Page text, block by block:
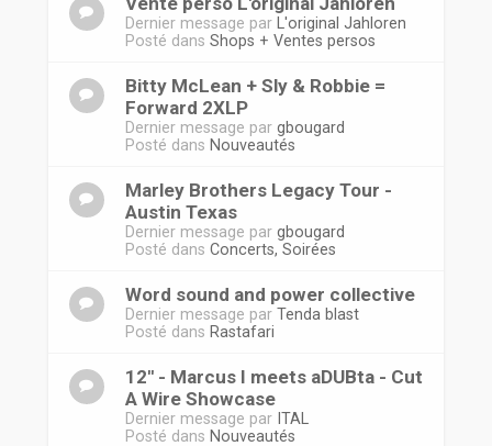
Dernier message par
L'original Jahloren
Posté dans Shops + Ventes persos
Bitty McLean + Sly & Robbie =
Forward 2XLP
Dernier message par gbougard
Posté dans Nouveautés
Marley Brothers Legacy Tour -
Austin Texas
Dernier message par gbougard
Posté dans Concerts, Soirées
Word sound and power collective
Dernier message par Tenda blast
Posté dans Rastafari
12'' - Marcus I meets aDUBta - Cut
A Wire Showcase
Dernier message par ITAL
Posté dans Nouveautés